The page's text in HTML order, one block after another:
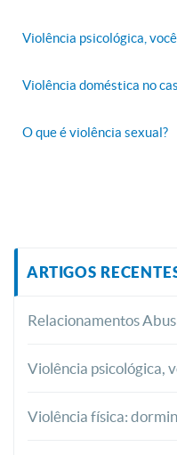
Violência psicológica,
Violência doméstica no
O que é violência sexual?
ARTIGOS
Relacionamentos
Violência psicológica,
Violência física: